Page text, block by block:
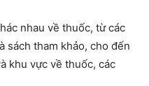
nhau về thuốc, từ các
sách tham khảo, cho đến
khu vực về thuốc, các